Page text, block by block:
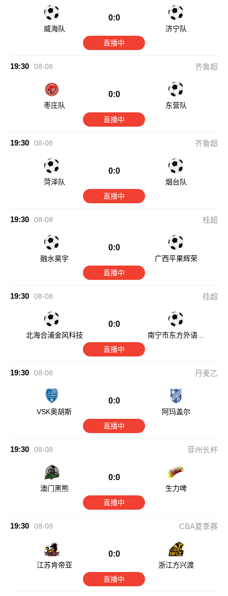
威海队
0:0
济宁队
直播中
19:30 08-08 齐鲁超
枣庄队
0:0
东营队
直播中
19:30 08-08 齐鲁超
菏泽队
0:0
烟台队
直播中
19:30 08-08 桂超
融水昊宇
0:0
广西平果辉荣
直播中
19:30 08-08 桂超
北海合浦金风科技
0:0
南宁市东方外语高
直播中
19:30 08-08 丹麦乙
VSK奥胡斯
0:0
阿玛盖尔
直播中
19:30 08-08 菲州长杯
澳门黑熊
0:0
生力啤
直播中
19:30 08-08 CBA夏季赛
江苏肯帝亚
0:0
浙江方兴渡
直播中